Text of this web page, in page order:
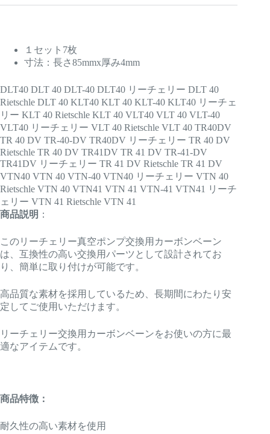
１セット7枚
寸法：長さ85mmx厚み4mm
DLT40 DLT 40 DLT-40 DLT40 リーチェリー DLT 40
Rietschle DLT 40 KLT40 KLT 40 KLT-40 KLT40 リーチェ
リー KLT 40 Rietschle KLT 40 VLT40 VLT 40 VLT-40
VLT40 リーチェリー VLT 40 Rietschle VLT 40 TR40DV
TR 40 DV TR-40-DV TR40DV リーチェリー TR 40 DV
Rietschle TR 40 DV TR41DV TR 41 DV TR-41-DV
TR41DV リーチェリー TR 41 DV Rietschle TR 41 DV
VTN40 VTN 40 VTN-40 VTN40 リーチェリー VTN 40
Rietschle VTN 40 VTN41 VTN 41 VTN-41 VTN41 リーチ
ェリー VTN 41 Rietschle VTN 41
商品説明 ：
このリーチェリー真空ポンプ交換用カーボンベーン
は、互換性の高い交換用パーツとして設計されてお
り、簡単に取り付けが可能です。
高品質な素材を採用しているため、長期間にわたり安
定してご使用いただけます。
リーチェリー交換用カーボンベーンをお使いの方に最
適なアイテムです。
商品特徴：
耐久性の高い素材を使用